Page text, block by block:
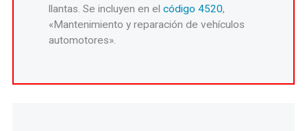
llantas. Se incluyen en elcódigo 4520,
«Mantenimiento y reparación de vehículos
automotores».